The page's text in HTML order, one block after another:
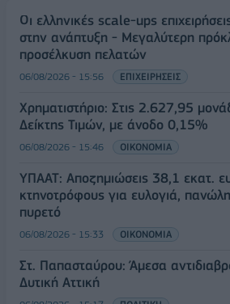
Οι ελληνικές scale-ups
στην ανάπτυξη - Μεγαλύτερη
προσέλκυση πελατών
06/08/2026 - 15:56 ΕΠΙΧΕΙΡΗΣΕΙΣ
Χρηματιστήριο: Στις 2.627,95
Δείκτης Τιμών, με άνοδο 0,15%
06/08/2026 - 15:46 ΟΙΚΟΝΟΜΙΑ
ΥΠΑΑΤ: Αποζημιώσεις 38,1 εκατ.
κτηνοτρόφους για ευλογιά,
πυρετό
06/08/2026 - 15:33 ΟΙΚΟΝΟΜΙΑ
Στ. Παπασταύρου: Άμεσα
Δυτική Αττική